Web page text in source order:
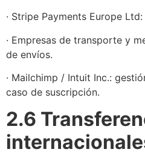
· Stripe Payments Europe
· Empresas de transporte y
de envíos.
· Mailchimp / Intuit Inc.:
caso de suscripción.
2.6